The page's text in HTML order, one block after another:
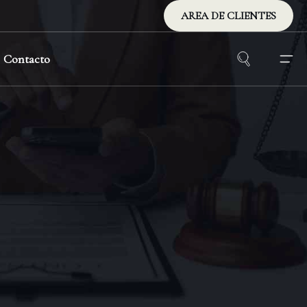
AREA DE CLIENTES
Contacto